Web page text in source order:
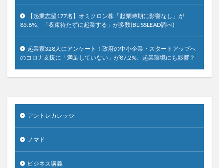
【起業志望177名】オミクロン株「起業時期に影響なし」が
85.8%、「収束待たずに起業する」が多数(BLISSLEAD調べ)
起業家328人にアンケート！政府の中小企業・スタートアップへ
のコロナ支援に「満足していない」が87.2%、起業環境にも影響？
アントレカレッジ
ノマド
ビジネス講義